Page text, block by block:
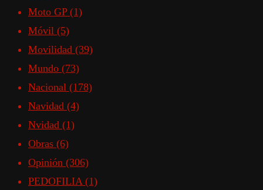
Moto GP (1)
Móvil (5)
Movilidad (39)
Mundo (73)
Nacional (178)
Navidad (4)
Nvidad (1)
Obras (6)
Opinión (306)
PEDOFILIA (1)